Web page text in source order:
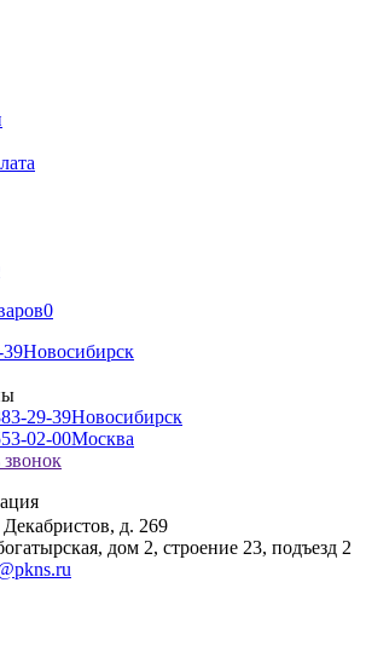
0
39Новосибирск
29-39Новосибирск
02-00Москва
звонок
д. 269
дом 2, строение 23, подъезд 2